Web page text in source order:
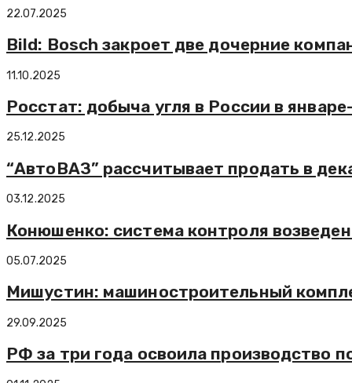
22.07.2025
Bild: Bosch закроет две дочерние
11.10.2025
Росстат: добыча угля в России в
25.12.2025
“АвтоВАЗ” рассчитывает продать в
03.12.2025
Конюшенко: система контроля
05.07.2025
Мишустин: машиностроительный
29.09.2025
РФ за три года освоила производство